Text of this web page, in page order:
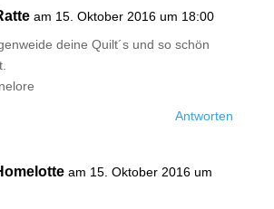
am 15. Oktober 2016 um 18:00
deine Quilt´s und so schön
Antworten
am 15. Oktober 2016 um